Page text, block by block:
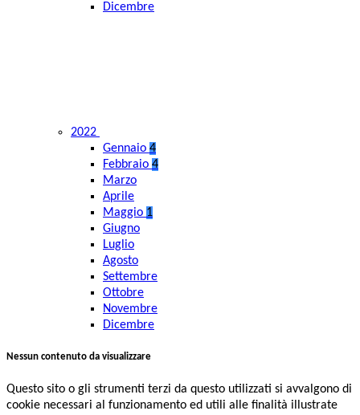
Dicembre
2022
Gennaio 4
Febbraio 4
Marzo
Aprile
Maggio 1
Giugno
Luglio
Agosto
Settembre
Ottobre
Novembre
Dicembre
Nessun contenuto da visualizzare
Questo sito o gli strumenti terzi da questo utilizzati si avvalgono di
cookie necessari al funzionamento ed utili alle finalità illustrate